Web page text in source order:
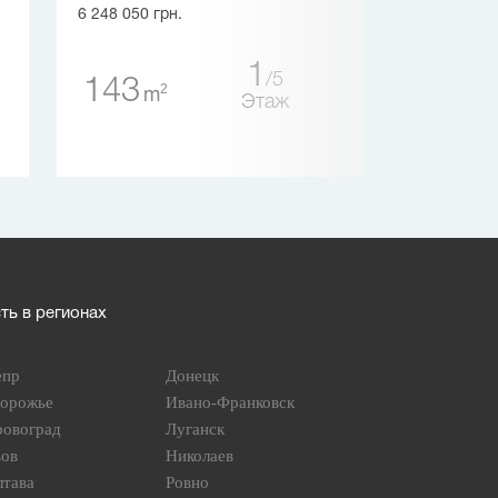
6 248 050 грн.
143 m2 1
5
Этаж
в регионах
Донецк
Ивано-Франковск
Луганск
Николаев
Ровно